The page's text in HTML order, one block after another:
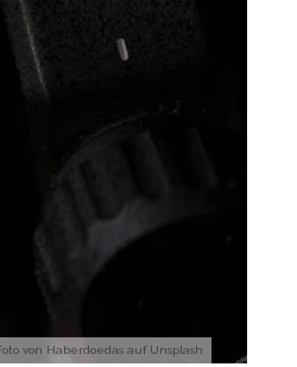
von Haberdoedas auf Unsplash